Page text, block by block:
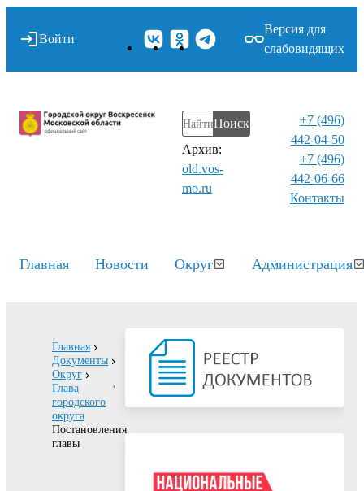
Войти
Версия для
слабовидящих
Поиск
Архив:
old.vos-
mo.ru
+7 (496)
442-04-50
+7 (496)
442-06-66
Контакты⁠
Главная Новости Округ Администрация
Главная
Документы
Округ
Глава
городского
округа
Постановления
главы